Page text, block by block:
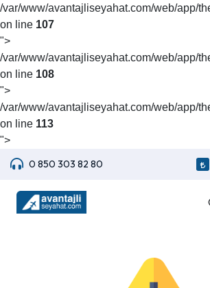
/var/www/avantajliseyahat.com/web/app/
on line 107
">
/var/www/avantajliseyahat.com/web/app/
on line 108
">
/var/www/avantajliseyahat.com/web/app/
on line 113
">
0 850 303 82 80